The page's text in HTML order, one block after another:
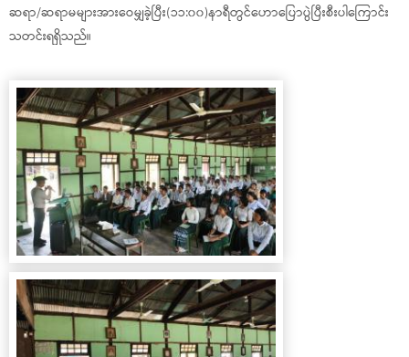
ဆရာ/ဆရာမများအားဝေမျှခဲ့ပြီး(၁၁:၀၀)နာရီတွင်ဟောပြောပွဲပြီးစီးပါကြောင်း
သတင်းရရှိသည်။